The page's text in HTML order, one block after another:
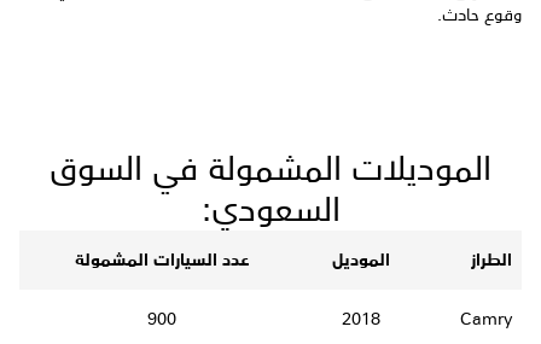
وقوع حادث.
الموديلات المشمولة في السوق
السعودي:
الطراز الموديل عدد السيارات المشمولة
Camry
2018
900